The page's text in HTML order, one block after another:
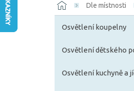
Dle místnosti
Osvětlení koupelny
Osvětlení dětského
Osvětlení kuchyně a